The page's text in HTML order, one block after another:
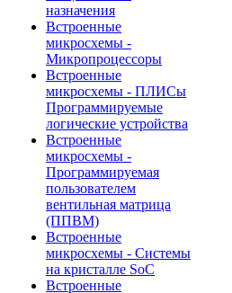
назначения
Встроенные
микросхемы -
Микропроцессоры
Встроенные
микросхемы - ПЛИСы
Программируемые
логические устройства
Встроенные
микросхемы -
Программируемая
пользователем
вентильная матрица
(ППВМ)
Встроенные
микросхемы - Системы
на кристалле SoC
Встроенные